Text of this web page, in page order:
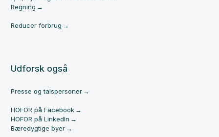
Regning
Reducer forbrug
Udforsk også
Presse og talspersoner
HOFOR på Facebook
HOFOR på LinkedIn
Bæredygtige byer